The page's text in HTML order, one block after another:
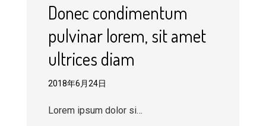
Donec condimentum
pulvinar lorem, sit amet
ultrices diam
2018年6月24日
Lorem ipsum dolor si…